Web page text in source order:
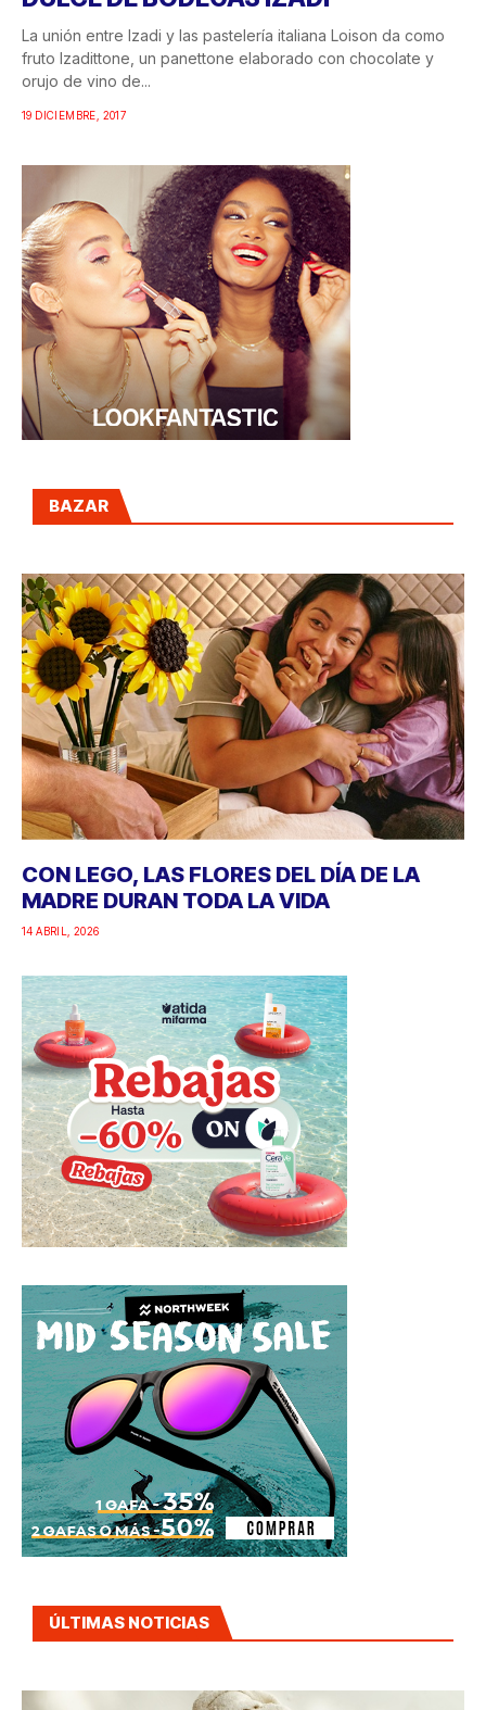
La unión entre Izadi y las pastelería italiana Loison da como
fruto Izadittone, un panettone elaborado con chocolate y
orujo de vino de...
19 DICIEMBRE, 2017
BAZAR
CON LEGO, LAS FLORES DEL DÍA DE LA
MADRE DURAN TODA LA VIDA
14 ABRIL, 2026
ÚLTIMAS NOTICIAS